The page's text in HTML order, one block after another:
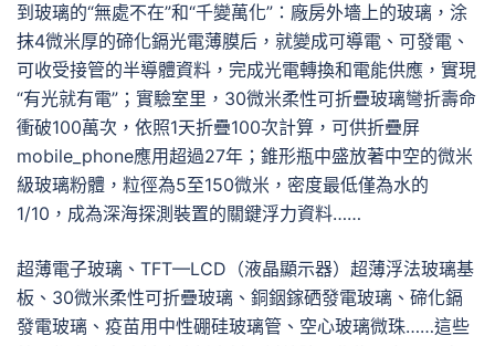
到玻璃的“無處不在”和“千變萬化”：廠房外墻上的玻璃，涂
抹4微米厚的碲化鎘光電薄膜后，就變成可導電、可發電、
可收受接管的半導體資料，完成光電轉換和電能供應，實現
“有光就有電”；實驗室里，30微米柔性可折疊玻璃彎折壽命
衝破100萬次，依照1天折疊100次計算，可供折疊屏
mobile_phone應用超過27年；錐形瓶中盛放著中空的微米
級玻璃粉體，粒徑為5至150微米，密度最低僅為水的
1/10，成為深海探測裝置的關鍵浮力資料……
超薄電子玻璃、TFT—LCD（液晶顯示器）超薄浮法玻璃基
板、30微米柔性可折疊玻璃、銅銦鎵硒發電玻璃、碲化鎘
發電玻璃、疫苗用中性硼硅玻璃管、空心玻璃微珠……這些